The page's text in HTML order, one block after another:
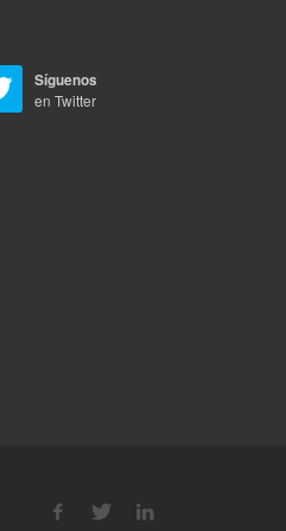
Síguenos
en Twitter